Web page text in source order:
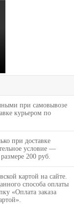
при самовывозе
курьером по
при доставке
условие —
200 руб.
картой на сайте.
способа оплаты
«Оплата заказа